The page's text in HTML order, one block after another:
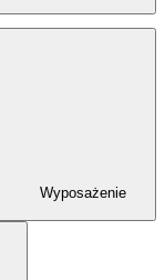
Wyposażenie